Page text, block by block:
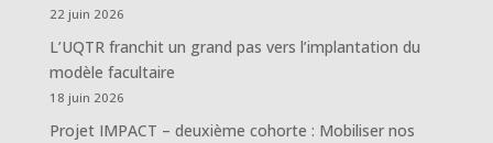
22 juin 2026
L’UQTR franchit un grand pas vers l’implantation du
modèle facultaire
18 juin 2026
Projet IMPACT – deuxième cohorte : Mobiliser nos